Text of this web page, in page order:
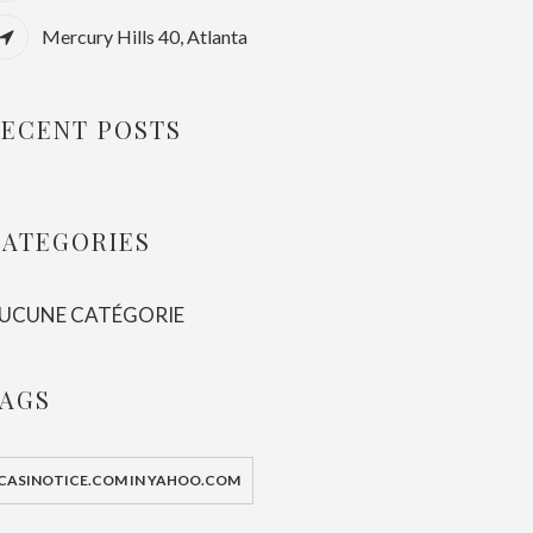
Mercury Hills 40, Atlanta
POSTS
CATÉGORIE
IN YAHOO.COM